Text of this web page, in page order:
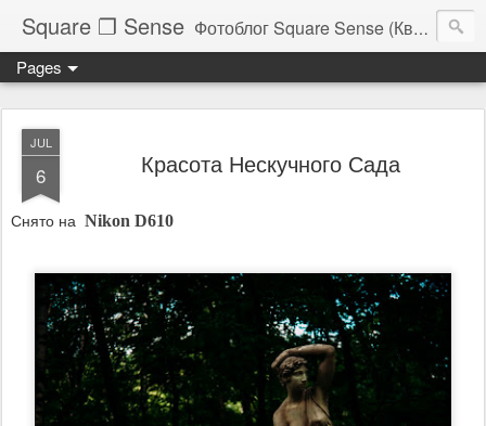
Square ❐ Sense Фотоблог Square Sense (Квадратное Чувство)
Pages
JUL
6 Красота Нескучного Сада
Снято на Nikon D610